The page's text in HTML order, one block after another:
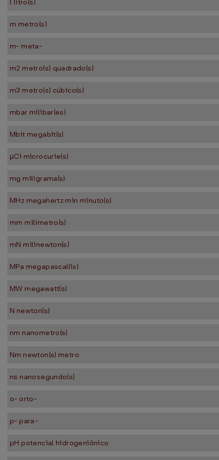
l litro(s)
m metro(s)
m- meta-
m2 metro(s) quadrado(s)
m3 metro(s) cúbico(s)
mbar milibar(es)
Mbit megabit(s)
µCi microcurie(s)
mg miligrama(s)
MHz megahertz min minuto(s)
mm milímetro(s)
mN milinewton(s)
MPa megapascal(is)
MW megawatt(s)
N newton(s)
nm nanometro(s)
Nm newton(s) metro
ns nanosegundo(s)
o- orto-
p- para-
pH potencial hidrogeniônico